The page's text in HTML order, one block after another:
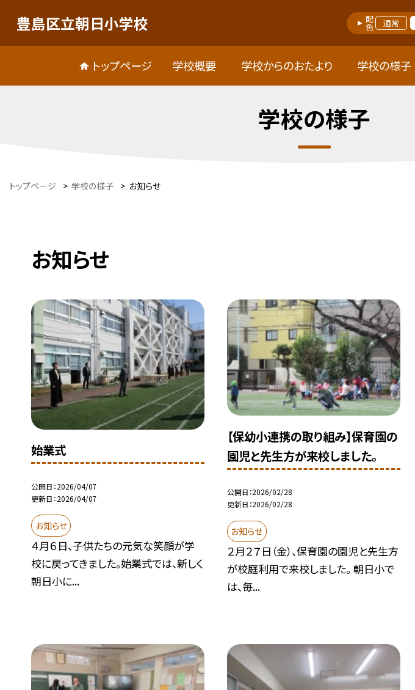
豊島区立朝日小学校 配色 通常
トップページ 学校概要 学校からのおたより 学校の様子
学校の様子
トップページ > 学校の様子 > お知らせ
お知らせ
始業式
公開日 2026/04/07
更新日 2026/04/07
お知らせ
４月６日、子供たちの元気な笑顔が学
校に戻ってきました。始業式では、新しく
朝日小に...
【保幼小連携の取り組み】保育園の
園児と先生方が来校しました。
公開日 2026/02/28
更新日 2026/02/28
お知らせ
２月２７日（金）、保育園の園児と先生方
が校庭利用で来校しました。 朝日小で
は、毎...